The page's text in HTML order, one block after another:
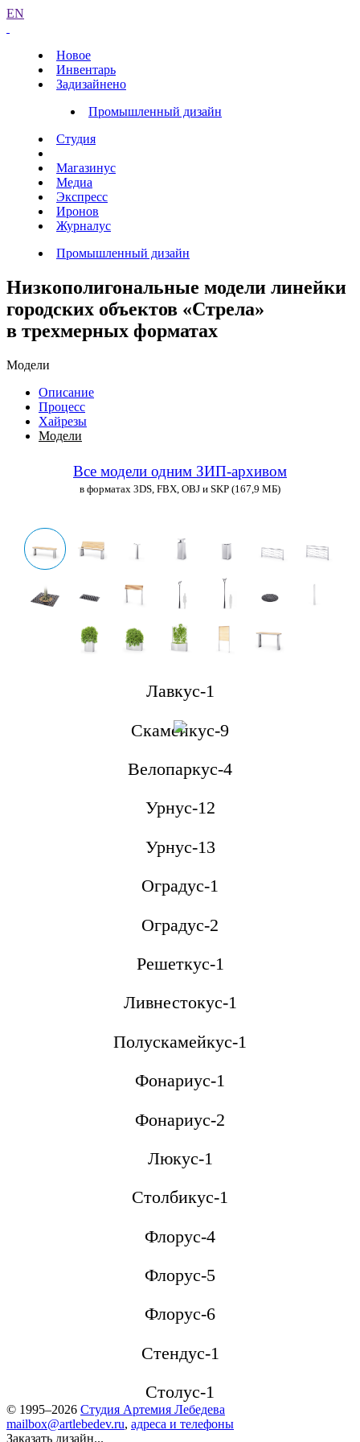
EN
Новое
Инвентарь
Задизайнено
Промышленный дизайн
Студия
Магазинус
Медиа
Экспресс
Иронов
Журналус
Промышленный дизайн
Низкополи­гональные модели линейки
городских объектов «Стрела»
в трехмерных форматах
Модели
Описание
Процесс
Хайрезы
Модели
Все модели одним ЗИП-архивом
в форматах 3DS, FBX, OBJ и SKP (167,9 МБ)
Лавкус-1
Скамейкус-9
Велопаркус-4
Урнус-12
Урнус-13
Оградус-1
Оградус-2
Решеткус-1
Ливнестокус-1
Полускамейкус-1
Фонариус-1
Фонариус-2
Люкус-1
Столбикус-1
Флорус-4
Флорус-5
Флорус-6
Стендус-1
Столус-1
© 1995–2026 Студия Артемия Лебедева
mailbox@artlebedev.ru, адреса и телефоны
Заказать дизайн...